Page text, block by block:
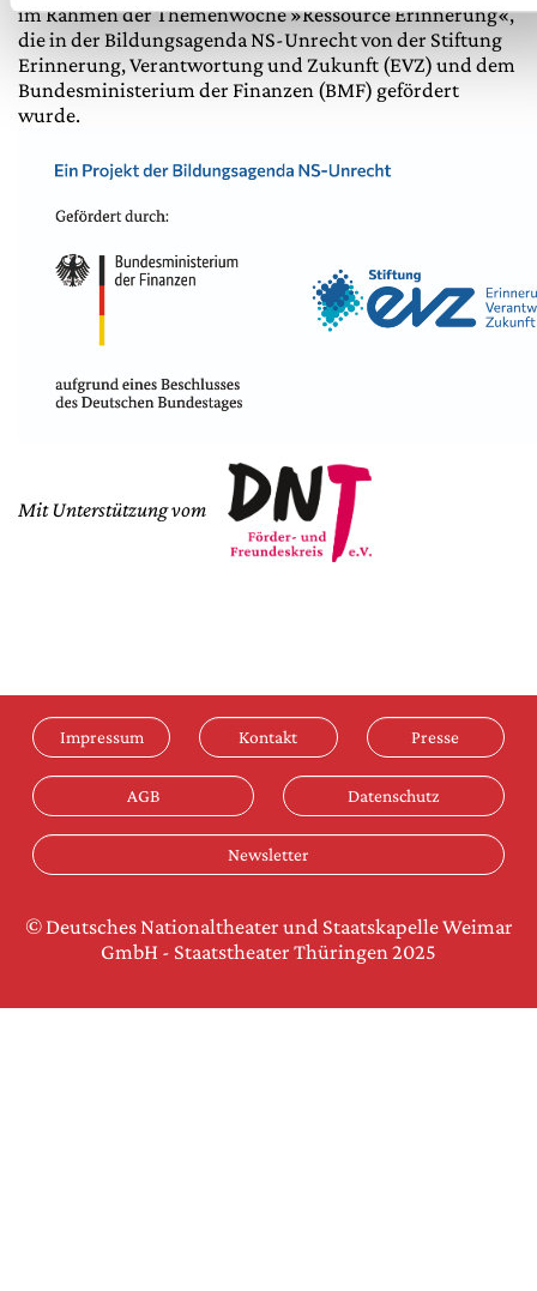
im Rahmen der Themenwoche »Ressource Erinnerung«,
die in der Bildungsagenda NS-Unrecht von der Stiftung
Erinnerung, Verantwortung und Zukunft (EVZ) und dem
Bundesministerium der Finanzen (BMF) gefördert
wurde.
Mit Unterstützung vom
Impressum Kontakt Presse
AGB Datenschutz
Newsletter
© Deutsches Nationaltheater und Staatskapelle Weimar
GmbH - Staatstheater Thüringen 2025